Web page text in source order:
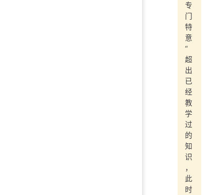
专
门
特
意
“
超
出
已
经
教
学
过
的
知
识
，
此
时